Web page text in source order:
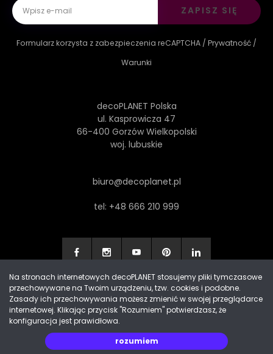
ZAPISZ SIĘ
Formularz korzysta z zabezpieczenia reCAPTCHA / Prywatność /
Warunki
decoPLANET Polska
ul. Kasprowicza 47
66-400 Gorzów Wielkopolski
woj. lubuskie
biuro@decoplanet.pl
tel: +48 666 210 999
Made with by Progres Media & decoPLANET
Na stronach internetowych decoPLANET stosujemy pliki tymczasowe
przechowywane na Twoim urządzeniu, tzw. cookies i podobne.
Zasady ich przechowywania możesz zmienić w swojej przeglądarce
internetowej. Klikając przycisk "Rozumiem" potwierdzasz, że
konfiguracja jest prawidłowa.
rozumiem